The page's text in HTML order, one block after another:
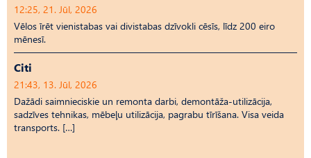
12:25, 21. Jūl, 2026
Vēlos īrēt vienistabas vai divistabas dzīvokli cēsīs, līdz 200 eiro
mēnesī.
Citi
21:43, 13. Jūl, 2026
Dažādi saimnieciskie un remonta darbi, demontāža-utilizācija,
sadzīves tehnikas, mēbeļu utilizācija, pagrabu tīrīšana. Visa veida
transports. […]